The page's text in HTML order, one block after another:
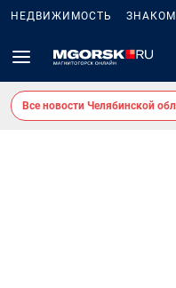
НЕДВИЖИМОСТЬ
Все новости Челябинской